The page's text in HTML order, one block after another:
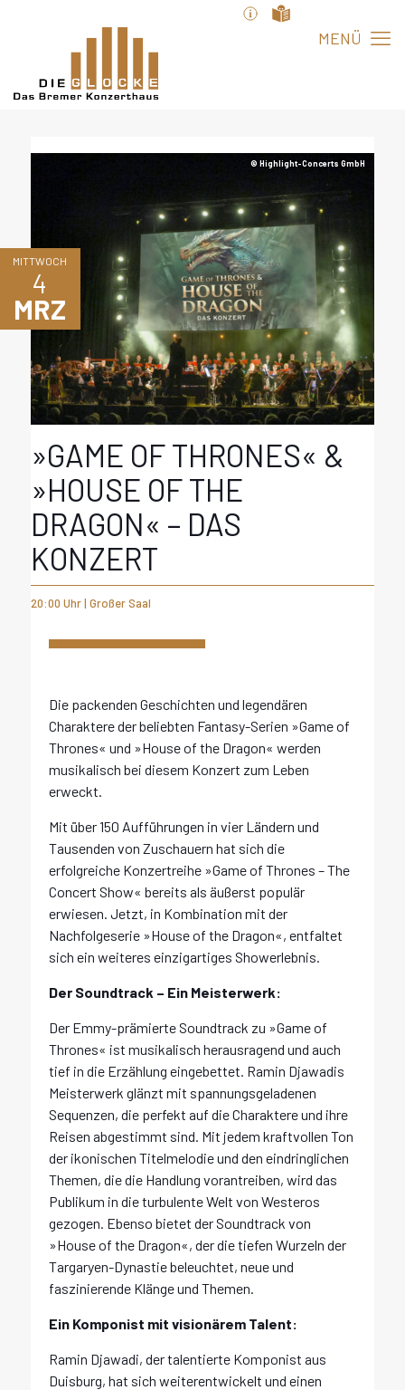
MITTWOCH
4
MRZ
© Highlight-Concerts GmbH
»GAME OF THRONES« &
»HOUSE OF THE
DRAGON« – DAS
KONZERT
20:00 Uhr | Großer Saal
Die packenden Geschichten und legendären
Charaktere der beliebten Fantasy-Serien »Game of
Thrones« und »House of the Dragon« werden
musikalisch bei diesem Konzert zum Leben
erweckt.
Mit über 150 Aufführungen in vier Ländern und
Tausenden von Zuschauern hat sich die
erfolgreiche Konzertreihe »Game of Thrones – The
Concert Show« bereits als äußerst populär
erwiesen. Jetzt, in Kombination mit der
Nachfolgeserie »House of the Dragon«, entfaltet
sich ein weiteres einzigartiges Showerlebnis.
Der Soundtrack – Ein Meisterwerk:
Der Emmy-prämierte Soundtrack zu »Game of
Thrones« ist musikalisch herausragend und auch
tief in die Erzählung eingebettet. Ramin Djawadis
Meisterwerk glänzt mit spannungsgeladenen
Sequenzen, die perfekt auf die Charaktere und ihre
Reisen abgestimmt sind. Mit jedem kraftvollen Ton
der ikonischen Titelmelodie und den eindringlichen
Themen, die die Handlung vorantreiben, wird das
Publikum in die turbulente Welt von Westeros
gezogen. Ebenso bietet der Soundtrack von
»House of the Dragon«, der die tiefen Wurzeln der
Targaryen-Dynastie beleuchtet, neue und
faszinierende Klänge und Themen.
Ein Komponist mit visionärem Talent:
Ramin Djawadi, der talentierte Komponist aus
Duisburg, hat sich weiterentwickelt und einen